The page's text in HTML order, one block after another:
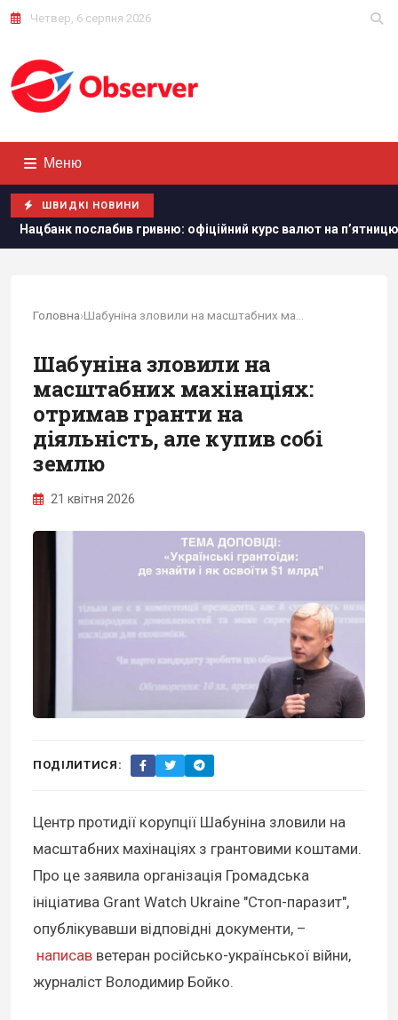
Четвер, 6 серпня 2026
Меню
ШВИДКІ НОВИНИ
гривню: офіційний курс валют на п’ятницю В
Головна›
Шабуніна зловили на
масштабних махінаціях:
отримав гранти на
діяльність, але купив собі
землю
21 квітня 2026
ПОДІЛИТИСЯ:
Центр протидії корупції Шабуніна зловили на
масштабних махінаціях з грантовими коштами.
Про це заявила організація Громадська
ініціатива Grant Watch Ukraine "Стоп-паразит",
опублікувавши відповідні документи, –
написав ветеран російсько-української війни,
журналіст Володимир Бойко.